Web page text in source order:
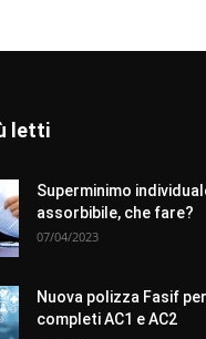
letti
Superminimo
assorbibile, che fare?
07/04/2023
Nuova polizza Fasif
completi AC1 e AC2